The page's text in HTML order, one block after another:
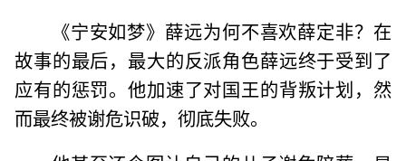
《宁安如梦》薛远为何不喜欢薛定非？在
故事的最后，最大的反派角色薛远终于受到了
应有的惩罚。他加速了对国王的背叛计划，然
而最终被谢危识破，彻底失败。